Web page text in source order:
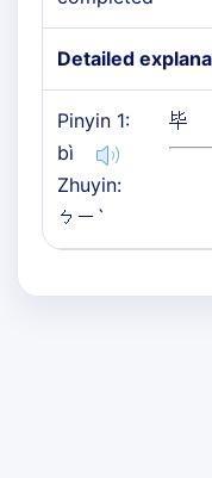
Detailed
Pinyin 1:
bì
Zhuyin:
ㄅㄧˋ
毕